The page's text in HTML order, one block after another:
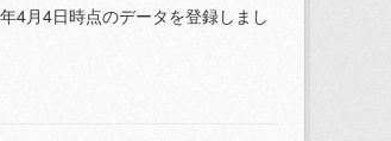
4月4日時点のデータを登録しまし